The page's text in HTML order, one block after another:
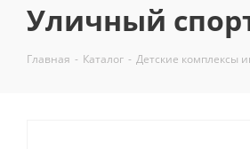
Уличный
Главная - Каталог - Детские комплексы